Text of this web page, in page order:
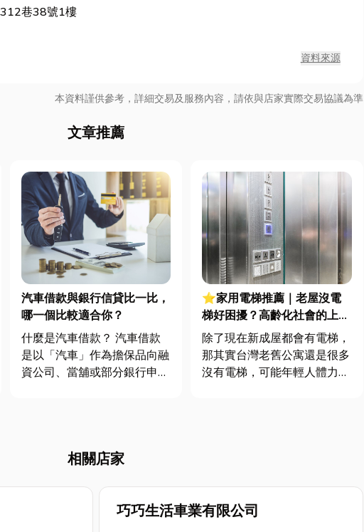
巷38號1樓
資料來源
本資料謹供參考，詳細交易及服務內容，請依與店家實際交易協議為準
文章推薦
汽車借款與銀行信貸比一比，
哪一個比較適合你？
什麼是汽車借款？ 汽車借款
是以「汽車」作為擔保品向融
資公司、當舖或部分銀行申請
款人仍可正常使用車輛，但每
⭐家用電梯推薦｜老屋沒電
梯好困擾？高齡化社會的上下
樓危機！教你如何輕鬆挑電梯
廠商
除了現在新成屋都會有電梯，
那其實台灣老舊公寓還是很多
沒有電梯，可能年輕人體力
要「電梯...
相關店家
巧巧生活車業有限公司